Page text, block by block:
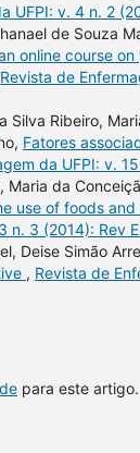
UFPI: v. 4 n. 2
de Souza
online course
Revista de
Silva Ribeiro,
Fatores
da UFPI: v.
Maria da
use of foods
n. 3 (2014): Rev
Deise Simão
, Revista de
para este artigo.